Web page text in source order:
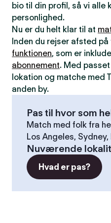
bio til din profil, så vi alle
personlighed.
Nu er du helt klar til at
Inden du rejser afsted
funktionen, som er
abonnement. Med
lokation og matche med
anden by.
Pas til hvor som
Match med folk fra
Los Angeles,
Nuværende
Hvad er pas?